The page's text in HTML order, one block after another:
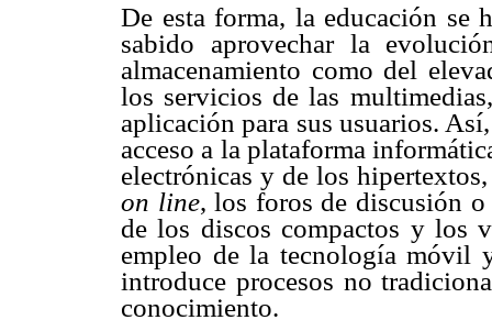
De esta forma, la educación se
sabido aprovechar la
almacenamiento como del
los servicios de las
aplicación para sus usuarios.
acceso a la plataforma
electrónicas y de los
on line, los foros de discusión
de los discos compactos y los
empleo de la tecnología móvil
introduce procesos no
conocimiento.